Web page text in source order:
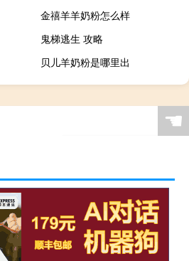
金禧羊羊奶粉怎么样
鬼梯逃生 攻略
贝儿羊奶粉是哪里出
☚